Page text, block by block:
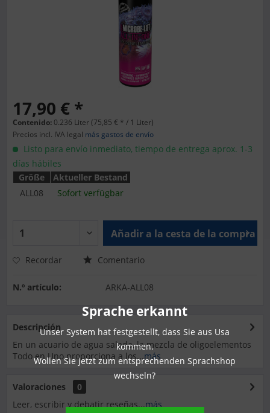
17,90 € *
Contenido: 0.236 Liter (75,85 € * / 1 Liter)
Precios incl. IVA legal más gastos de envío
Listo para envío inmediato, tiempo de entrega aprox. 1-3
días hábiles
Größe
Aktueller Bestand
ALL08
Sofort verfügbar
Añadir a la cesta de la compra
Recordar Comentario
N.º artículo: ARKA-ALL08
Descripción
En un acuario de agua salada, la mezcla de oligoelementos
Todo en Uno proporciona a los...más
Valoraciones
0
Leer, escribir y debatir reseñas...más
Sprache erkannt
Unser System hat festgestellt, dass Sie aus Usa
kommen.
Wollen Sie jetzt zum entsprechenden Sprachshop
wechseln?